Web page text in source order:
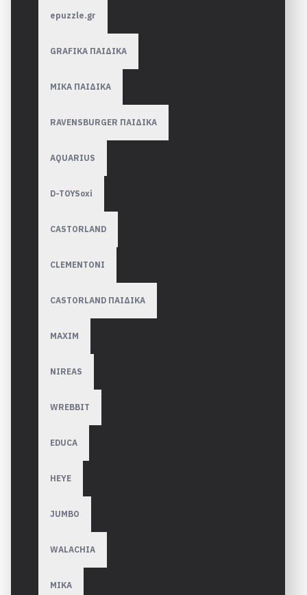
epuzzle.gr
GRAFIKA ΠΑΙΔΙΚΑ
MIKA ΠΑΙΔΙΚΑ
RAVENSBURGER ΠΑΙΔΙΚA
AQUARIUS
D-TOYSoxi
CASTORLAND
CLEMENTONI
CASTORLAND ΠΑΙΔΙΚΑ
MAXIM
NIREAS
WREBBIT
EDUCA
HEYE
JUMBO
WALACHIA
MIKA